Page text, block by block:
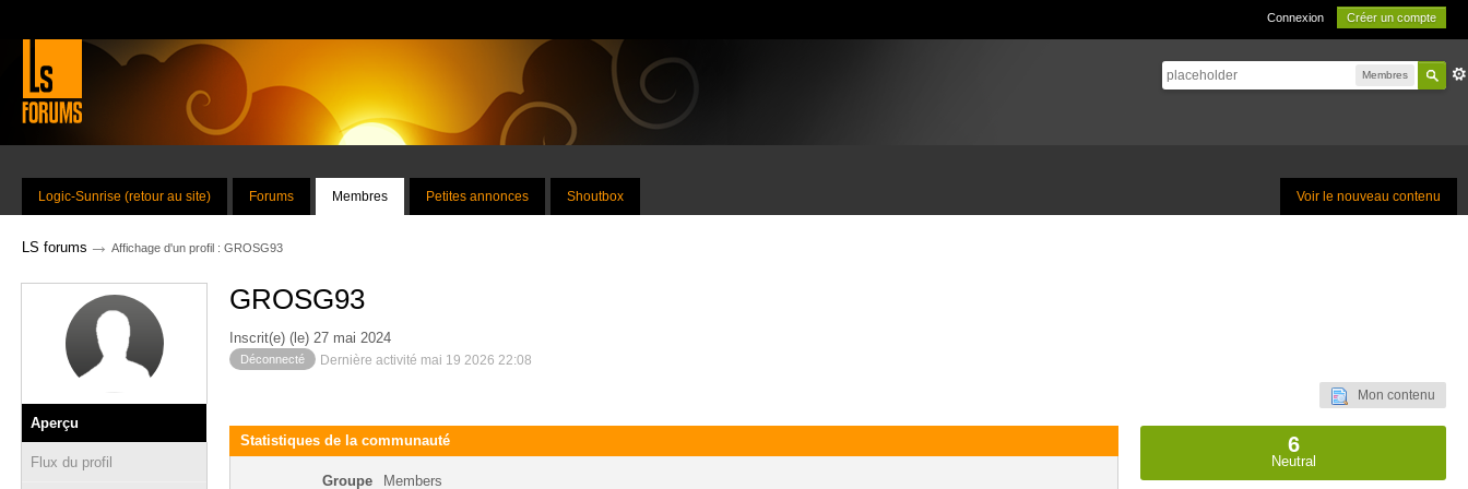
Connexion Créer un compte
Membres
Voir le nouveau contenu
Logic-Sunrise (retour au site) Forums Membres Petites annonces Shoutbox
LS forums → Affichage d'un profil : GROSG93
Aperçu
Flux du profil
GROSG93
Inscrit(e) (le) 27 mai 2024
Déconnecté Dernière activité mai 19 2026 22:08
Mon contenu
Statistiques de la communauté
Groupe Members
6
Neutral